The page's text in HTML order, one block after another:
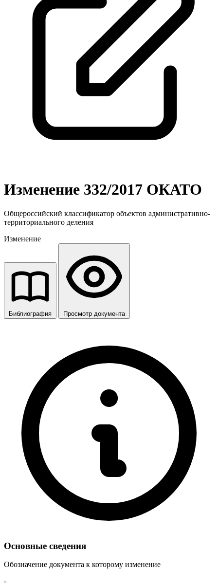
Изменение 332/2017 ОКАТО
Общероссийский классификатор объектов административно-
территориального деления
Изменение
Библиография Просмотр документа
Основные сведения
Обозначение документа к которому изменение
-